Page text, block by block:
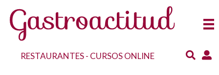
RESTAURANTES- CURSOS ONLINE